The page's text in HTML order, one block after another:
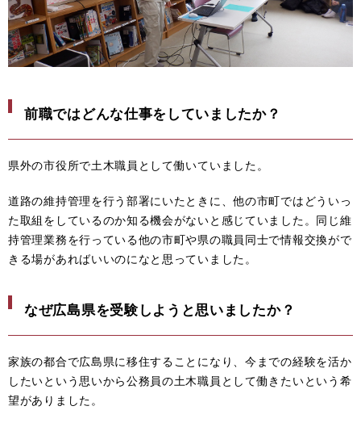
前職ではどんな仕事をしていましたか？
県外の市役所で土木職員として働いていました。
道路の維持管理を行う部署にいたときに、他の市町ではどういっ
た取組をしているのか知る機会がないと感じていました。同じ維
持管理業務を行っている他の市町や県の職員同士で情報交換がで
きる場があればいいのになと思っていました。
なぜ広島県を受験しようと思いましたか？
家族の都合で広島県に移住することになり、今までの経験を活か
したいという思いから公務員の土木職員として働きたいという希
望がありました。